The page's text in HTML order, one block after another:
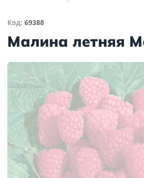
Код: 69388
Малина летняя